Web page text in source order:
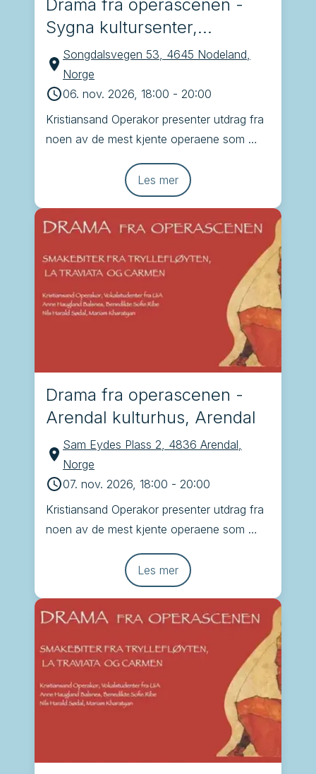
Drama fra operascenen -
Sygna kultursenter,
Nodeland
Songdalsvegen 53, 4645 Nodeland,
Norge
06. nov. 2026, 18:00 - 20:00
Kristiansand Operakor presenter utdrag fra
noen av de mest kjente operaene som
Les mer
Drama fra operascenen -
Arendal kulturhus, Arendal
Sam Eydes Plass 2, 4836 Arendal,
Norge
07. nov. 2026, 18:00 - 20:00
Kristiansand Operakor presenter utdrag fra
noen av de mest kjente operaene som
Les mer